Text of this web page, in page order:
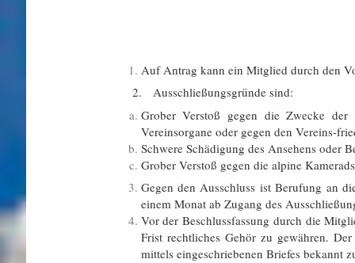
Auf Antrag kann ein Mitglied durch den
2. Ausschließungsgründe sind:
Grober Verstoß gegen die Zwecke
Vereinsorgane oder gegen den Vereins-
Schwere Schädigung des Ansehens oder
Grober Verstoß gegen die alpine
Gegen den Ausschluss ist Berufung an
einem Monat ab Zugang des
Vor der Beschlussfassung durch die
Frist rechtliches Gehör zu gewähren.
mittels eingeschriebenen Briefes bekannt